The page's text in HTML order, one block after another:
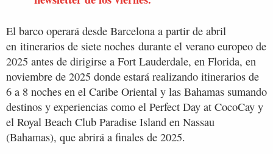
El barco operará desde Barcelona a partir de abril
en itinerarios de siete noches durante el verano europeo de
2025 antes de dirigirse a Fort Lauderdale, en Florida, en
noviembre de 2025 donde estará realizando itinerarios de
6 a 8 noches en el Caribe Oriental y las Bahamas sumando
destinos y experiencias como el Perfect Day at CocoCay y
el Royal Beach Club Paradise Island en Nassau
(Bahamas), que abrirá a finales de 2025.